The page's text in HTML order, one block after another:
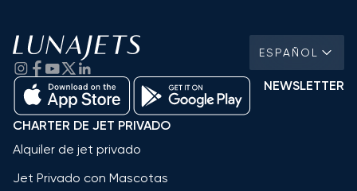
ESPAÑOL
NEWSLETTER
CHARTER DE JET PRIVADO
Alquiler de jet privado
Jet Privado con Mascotas